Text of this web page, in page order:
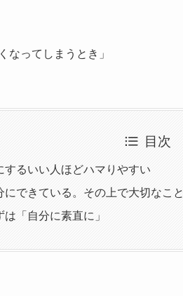
なってしまうとき」
目次
するいい人ほどハマりやすい
できている。その上で大切なこと
「自分に素直に」